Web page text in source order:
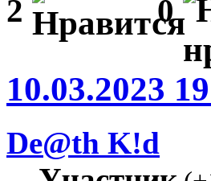
2 0
10.03.2023
De@th K!d